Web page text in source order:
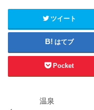
ツイート
はてブ
Pocket
温泉